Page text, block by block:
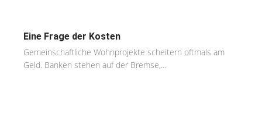
Eine Frage der Kosten
Gemeinschaftliche Wohnprojekte scheitern oftmals am
Geld. Banken stehen auf der Bremse,...